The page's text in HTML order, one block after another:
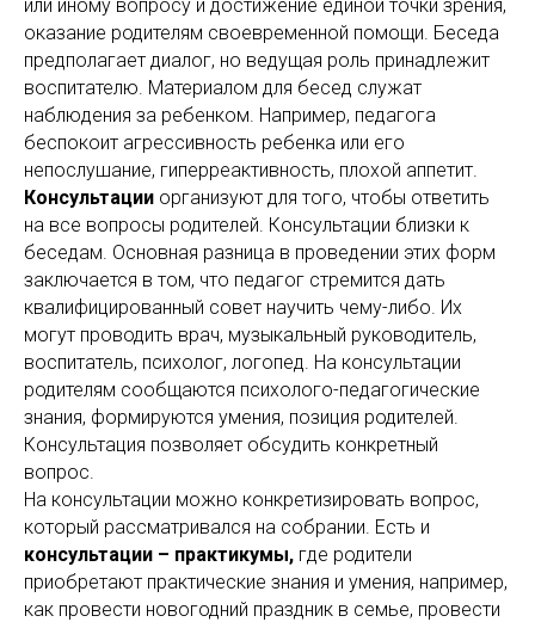
или иному вопросу и достижение единой точки зрения,
оказание родителям своевременной помощи. Беседа
предполагает диалог, но ведущая роль принадлежит
воспитателю. Материалом для бесед служат
наблюдения за ребенком. Например, педагога
беспокоит агрессивность ребенка или его
непослушание, гиперреактивность, плохой аппетит.
Консультации организуют для того, чтобы ответить
на все вопросы родителей. Консультации близки к
беседам. Основная разница в проведении этих форм
заключается в том, что педагог стремится дать
квалифицированный совет научить чему-либо. Их
могут проводить врач, музыкальный руководитель,
воспитатель, психолог, логопед. На консультации
родителям сообщаются психолого-педагогические
знания, формируются умения, позиция родителей.
Консультация позволяет обсудить конкретный
вопрос.
На консультации можно конкретизировать вопрос,
который рассматривался на собрании. Есть и
консультации – практикумы, где родители
приобретают практические знания и умения, например,
как провести новогодний праздник в семье, провести